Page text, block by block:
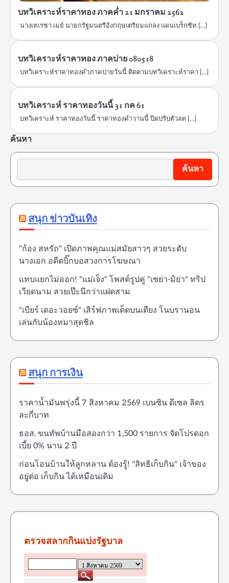
บทวิเคราะห์ราคาทอง ภาคค่ำ 21 มกราคม 2562
นางเทเรซา เมย์ นายกรัฐมนตรีอังกฤษเตรียมแถลง แผนเบร็กซิท […]
บทวิเคราะห์ราคาทอง ภาคบ่าย 080518
บทวิเคราะห์ราคาทองคำภาคบ่ายวันนี้ ติดตามบทวิเคราะห์ราคา […]
บทวิเคราะห์ ราคาทองวันนี้ 31 กค 61
บทวิเคราะห์ ราคาทองวันนี้ ราคาทองคําวานนี้ ปิดปรับตัวลด […]
ค้นหา
ค้นหา
สนุก ข่าวบันเทิง
"ก้อง สหรัถ" เปิดภาพคุณแม่สมัยสาวๆ สวยระดับ
นางเอก อดีตบิ๊กบอสวงการโฆษณา
แทบแยกไม่ออก! "แม่เจ็ง" โพสต์รูปคู่ "เซย่า-มิย่า" ทริป
เวียดนาม สวยเป๊ะนึกว่าแฝดสาม
"เบียร์ เดอะวอยซ์" เสิร์ฟภาพเด็ดบนเตียง โนบรานอน
เล่นกับน้องหมาสุดชิล
สนุก การเงิน
ราคาน้ำมันพรุ่งนี้ 7 สิงหาคม 2569 เบนซิน ดีเซล ลิตร
ละกี่บาท
ธอส. ขนทัพบ้านมือสองกว่า 1,500 รายการ จัดโปรดอก
เบี้ย 0% นาน 2 ปี
ก่อนโอนบ้านให้ลูกหลาน ต้องรู้! "สิทธิเก็บกิน" เจ้าของ
อยู่ต่อ เก็บกิน ได้เหมือนเดิม